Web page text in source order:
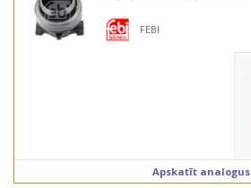
FEBI
Apskatīt analogus